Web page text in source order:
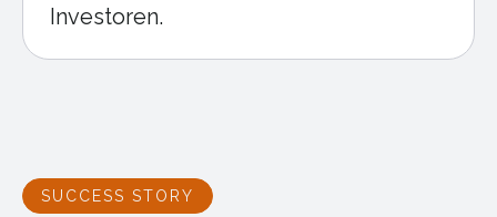
Investoren.
SUCCESS STORY